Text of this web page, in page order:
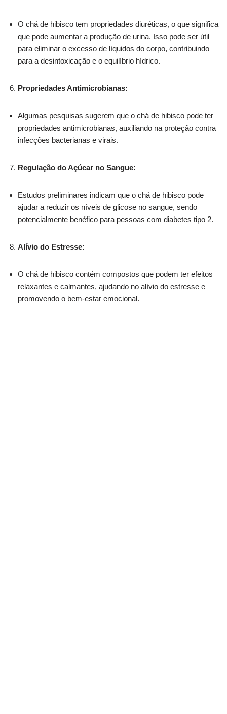
O chá de hibisco tem propriedades diuréticas, o que significa
que pode aumentar a produção de urina. Isso pode ser útil
para eliminar o excesso de líquidos do corpo, contribuindo
para a desintoxicação e o equilíbrio hídrico.
Propriedades Antimicrobianas:
Algumas pesquisas sugerem que o chá de hibisco pode ter
propriedades antimicrobianas, auxiliando na proteção contra
infecções bacterianas e virais.
Regulação do Açúcar no Sangue:
Estudos preliminares indicam que o chá de hibisco pode
ajudar a reduzir os níveis de glicose no sangue, sendo
potencialmente benéfico para pessoas com diabetes tipo 2.
Alívio do Estresse:
O chá de hibisco contém compostos que podem ter efeitos
relaxantes e calmantes, ajudando no alívio do estresse e
promovendo o bem-estar emocional.